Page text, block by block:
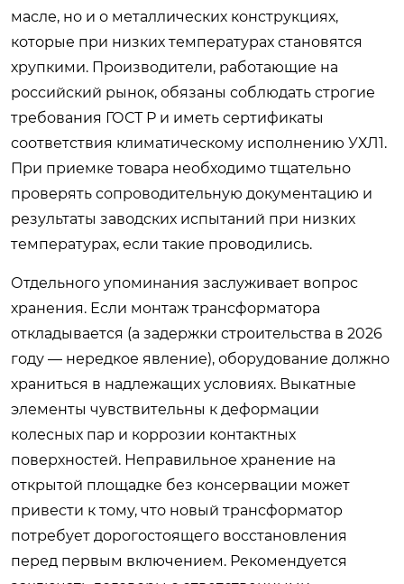
масле, но и о металлических конструкциях,
которые при низких температурах становятся
хрупкими. Производители, работающие на
российский рынок, обязаны соблюдать строгие
требования ГОСТ Р и иметь сертификаты
соответствия климатическому исполнению УХЛ1.
При приемке товара необходимо тщательно
проверять сопроводительную документацию и
результаты заводских испытаний при низких
температурах, если такие проводились.
Отдельного упоминания заслуживает вопрос
хранения. Если монтаж трансформатора
откладывается (а задержки строительства в 2026
году — нередкое явление), оборудование должно
храниться в надлежащих условиях. Выкатные
элементы чувствительны к деформации
колесных пар и коррозии контактных
поверхностей. Неправильное хранение на
открытой площадке без консервации может
привести к тому, что новый трансформатор
потребует дорогостоящего восстановления
перед первым включением. Рекомендуется